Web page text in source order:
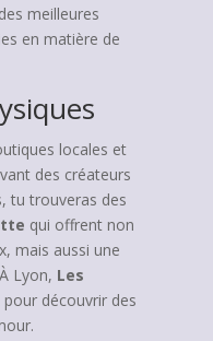
meilleures
en matière de
locales et
des créateurs
tu trouveras des
qui offrent non
mais aussi une
Lyon, Les
découvrir des